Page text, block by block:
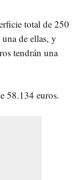
total de 250
de ellas, y
tendrán una
58.134 euros.